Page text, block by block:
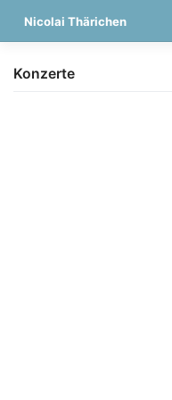
Skip
Nicolai Thärichen
Konzerte